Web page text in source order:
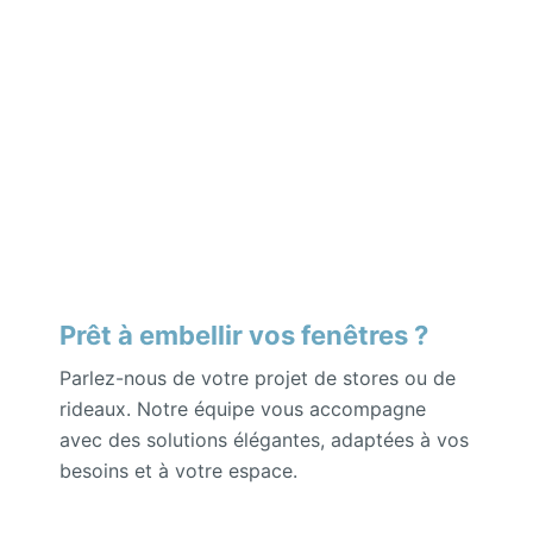
Prêt à embellir vos fenêtres ?
Parlez-nous de votre projet de stores ou de
rideaux. Notre équipe vous accompagne
avec des solutions élégantes, adaptées à vos
besoins et à votre espace.